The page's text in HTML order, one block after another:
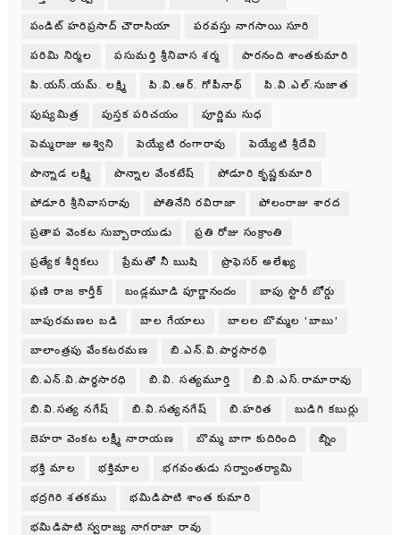
పండిట్ హరిప్రసాద్ చౌరాసియా పరవస్తు నాగసాయి సూరి
పరిమి నిర్మల పసుమర్తి శ్రీనివాస శర్మ పారనంది శాంతకుమారి
పి.యస్.యమ్. లక్ష్మి పి.వి.ఆర్. గోపీనాథ్ పి.వి.ఎల్.సుజాత
పుష్యమిత్ర పుస్తక పరిచయం పూర్ణిమ సుధ
పెమ్మరాజు అశ్విని పెయ్యేటి రంగారావు పెయ్యేటి శ్రీదేవి
పొన్నాడ లక్ష్మి పొన్నాల వేంకటేష్ పోడూరి కృష్ణకుమారి
పోడూరి శ్రీనివాసరావు పోతినేని రవిరాజా పోలంరాజు శారద
ప్రతాప వెంకట సుబ్బారాయుడు ప్రతి రోజు సంక్రాంతి
ప్రత్యేక శీర్షికలు ప్రేమతో నీ ఋషి ప్రొఫెసర్ అలేఖ్య
ఫణి రాజ కార్తీక్ బండ్లమూడి పూర్ణానందం బాపు స్టొరీ బోర్డు
బాపురమణల బడి బాల గేయాలు బాలల బొమ్మల 'బాబు'
బాలాంత్రపు వేంకటరమణ బి.ఎన్.వి.పార్థసారథి
బి.ఎన్.వి.పార్ధసారధి బి.వి. సత్యమూర్తి బి.వి.ఎస్.రామారావు
బి.వి.సత్య నగేష్ బి.వి.సత్యనగేష్ బి.హరిత బుడిగి కబుర్లు
బెహరా వెంకట లక్ష్మీ నారాయణ బొమ్మ బాగా కుదిరింది బ్నిం
భక్తి మాల భక్తిమాల భగవంతుడు సర్వాంతర్యామి
భద్రగిరి శతకము భమిడిపాటి శాంత కుమారి
భమిడిపాటి స్వరాజ్య నాగరాజా రావు